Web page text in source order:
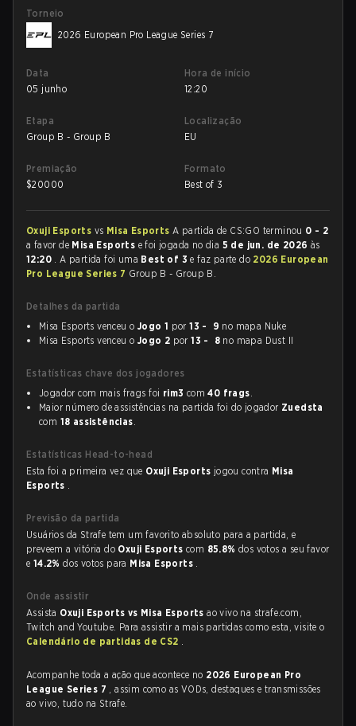
Torneio
2026 European Pro League Series 7
Data
05 junho
Hora de início
12:20
Etapa
Group B - Group B
Localização
EU
Premiação
$20000
Formato
Best of 3
Oxuji Esports vs Misa EsportsA partida de CS:GO terminou 0 - 2
a favor de Misa Esports e foi jogada no dia 5 de jun. de 2026 às
12:20 . A partida foi uma Best of 3e faz parte do 2026 European
Pro League Series 7 Group B - Group B.
Detalhes da partida
Misa Esports venceu o Jogo 1 por13 - 9 no mapa Nuke
Misa Esports venceu o Jogo 2 por13 - 8 no mapa Dust II
Estatísticas chave dos jogadores
Jogador com mais frags foi rim3 com40 frags.
Maior número de assistências na partida foi do jogador Zuedsta
com 18 assistências.
Estatísticas Head-to-head
Esta foi a primeira vez que Oxuji Esports jogou contra Misa
Esports .
Previsão da partida
Usuários da Strafe tem um favorito absoluto para a partida, e
preveem a vitória do Oxuji Esportscom 85.8%dos votos a seu favor
e 14.2%dos votos para Misa Esports .
Onde assistir
Assista Oxuji Esports vs Misa Esportsao vivo na strafe.com,
Twitch and Youtube. Para assistir a mais partidas como esta, visite o
Calendário de partidas de CS2 .
Acompanhe toda a ação que acontece no 2026 European Pro
League Series 7 , assim como as VODs, destaques e transmissões
ao vivo, tudo na Strafe.